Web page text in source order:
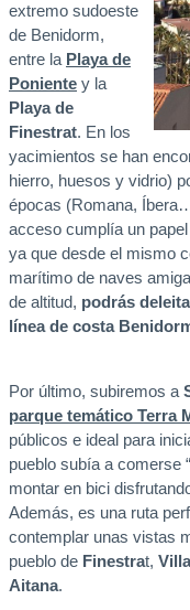
extremo sudoeste
de Benidorm,
entre la Playa de
Poniente y la
Playa de
Finestrat. En los
yacimientos se han
hierro, huesos y vidrio)
épocas (Romana,
acceso cumplía un
ya que desde el mismo
marítimo de naves
de altitud, podrás
línea de costa
Por último, subiremos a
parque temático Terra
públicos e ideal para
pueblo subía a comerse
montar en bici
Además, es una ruta
contemplar unas vistas
pueblo de Finestrat,
Aitana.